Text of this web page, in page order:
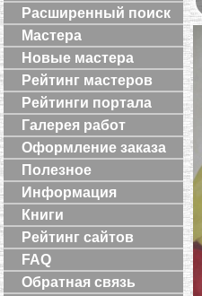
Расширенный поиск
Мастера
Новые мастера
Рейтинг мастеров
Рейтинги портала
Галерея работ
Оформление заказа
Полезное
Информация
Книги
Рейтинг сайтов
FAQ
Обратная связь